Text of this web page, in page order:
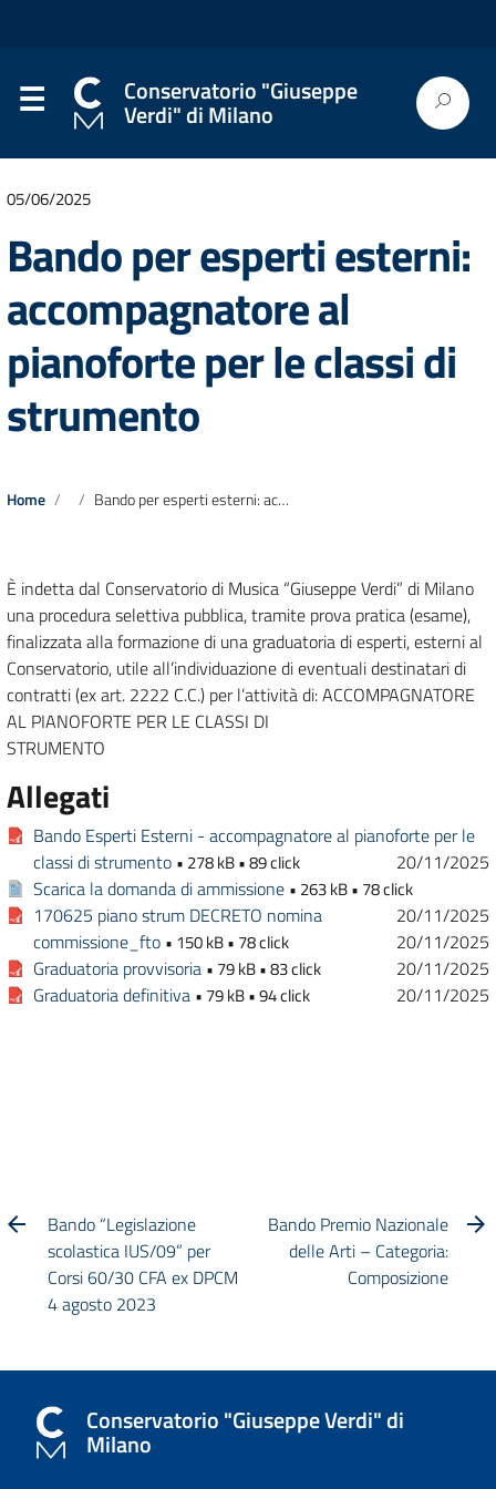
Conservatorio "Giuseppe
Verdi" di Milano
05/06/2025
Bando per esperti esterni:
accompagnatore al
pianoforte per le classi di
strumento
Home Bando per esperti esterni: accompagnatore al pianoforte per le classi di strumento
È indetta dal Conservatorio di Musica “Giuseppe Verdi” di Milano
una procedura selettiva pubblica, tramite prova pratica (esame),
finalizzata alla formazione di una graduatoria di esperti, esterni al
Conservatorio, utile all’individuazione di eventuali destinatari di
contratti (ex art. 2222 C.C.) per l’attività di: ACCOMPAGNATORE
AL PIANOFORTE PER LE CLASSI DI
STRUMENTO
Allegati
Bando Esperti Esterni - accompagnatore al pianoforte per le
classi di strumento • 278 kB • 89 click
20/11/2025
Scarica la domanda di ammissione • 263 kB • 78 click
20/11/2025
170625 piano strum DECRETO nomina
commissione_fto • 150 kB • 78 click
20/11/2025
Graduatoria provvisoria • 79 kB • 83 click
20/11/2025
Graduatoria definitiva • 79 kB • 94 click 20/11/2025
Bando “Legislazione
scolastica IUS/09” per
Corsi 60/30 CFA ex DPCM
4 agosto 2023
Bando Premio Nazionale
delle Arti – Categoria:
Composizione
Conservatorio "Giuseppe Verdi" di
Milano